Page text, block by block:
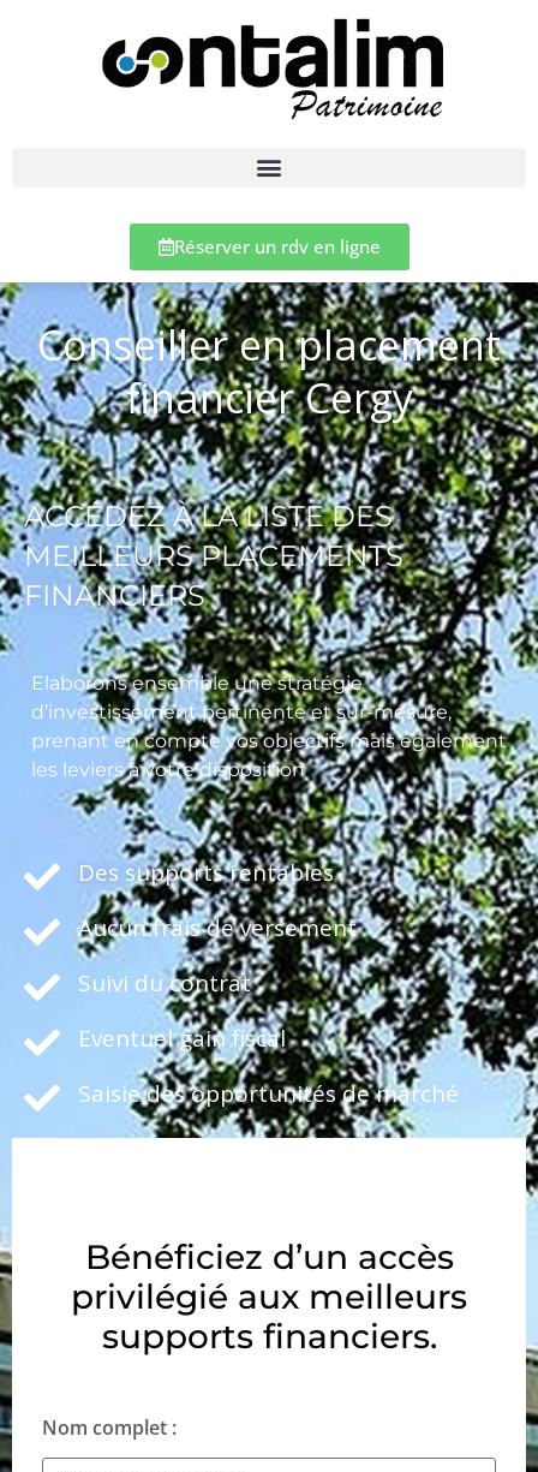
Réserver un rdv en ligne
Conseiller en placement
financier Cergy
ACCÉDEZ À LA LISTE DES
MEILLEURS PLACEMENTS
FINANCIERS
Elaborons ensemble une stratégie
d’investissement pertinente et sur-mesure,
prenant en compte vos objectifs mais également
les leviers à votre disposition
Des supports rentables
Aucun frais de versement
Suivi du contrat
Eventuel gain fiscal
Saisie des opportunités de marché
Bénéficiez d’un accès
privilégié aux meilleurs
supports financiers.
Nom complet :